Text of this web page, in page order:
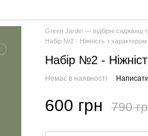
Green Jardin — відбірні саджанці
Набір №2 - Ніжність з характером
Набір №2 -
Немає в наявності Написати
600 грн 790